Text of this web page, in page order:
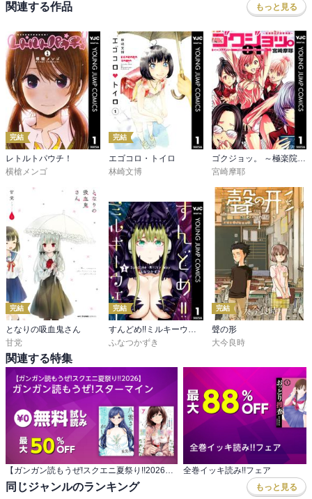
関連する作品 もっと見る
完結
レトルトパウチ！
横槍メンゴ
完結
エゴコロ・トイロ
林崎文博
ゴクジョッ。 ～極楽院女子高寮物語～
宮崎摩耶
完結
となりの吸血鬼さん
甘党
完結
ふなつかずき
完結
聲の形
大今良時
関連する特集
全巻イッキ読み!!フェア
同じジャンルのランキング もっと見る